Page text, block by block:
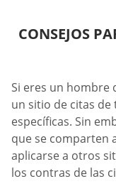
CONSEJOS
Si eres un hombre
un sitio de citas de
específicas. Sin
que se comparten
aplicarse a otros
los contras de las